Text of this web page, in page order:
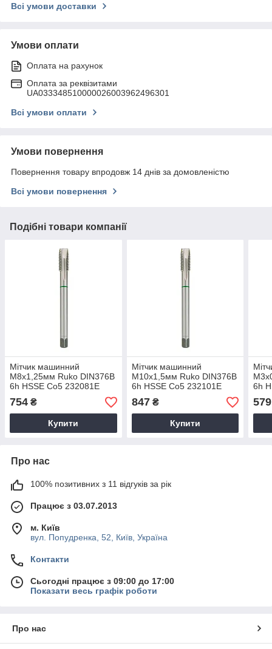
Всі умови доставки
Умови оплати
Оплата на рахунок
Оплата за реквізитами
UA033348510000026003962496301
Всі умови оплати
Умови повернення
Повернення товару впродовж 14 днів за домовленістю
Всі умови повернення
Подібні товари компанії
Мітчик машинний
M8х1,25мм Ruko DIN376B
6h HSSE Co5 232081E
754 ₴
Купити
Мітчик машинний
M10х1,5мм Ruko DIN376B
6h HSSE Co5 232101E
847₴
Купити
6h
579
Про нас
100% позитивних з 11 відгуків за рік
Працює з 03.07.2013
м. Київ
вул. Попудренка, 52, Київ, Україна
Контакти
Сьогодні працює з 09:00 до 17:00
Показати весь графік роботи
Про нас